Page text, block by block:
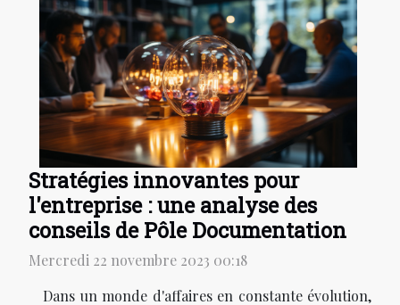
Stratégies innovantes pour
l'entreprise : une analyse des
conseils de Pôle Documentation
Mercredi 22 novembre 2023 00:18
Dans un monde d'affaires en constante évolution,